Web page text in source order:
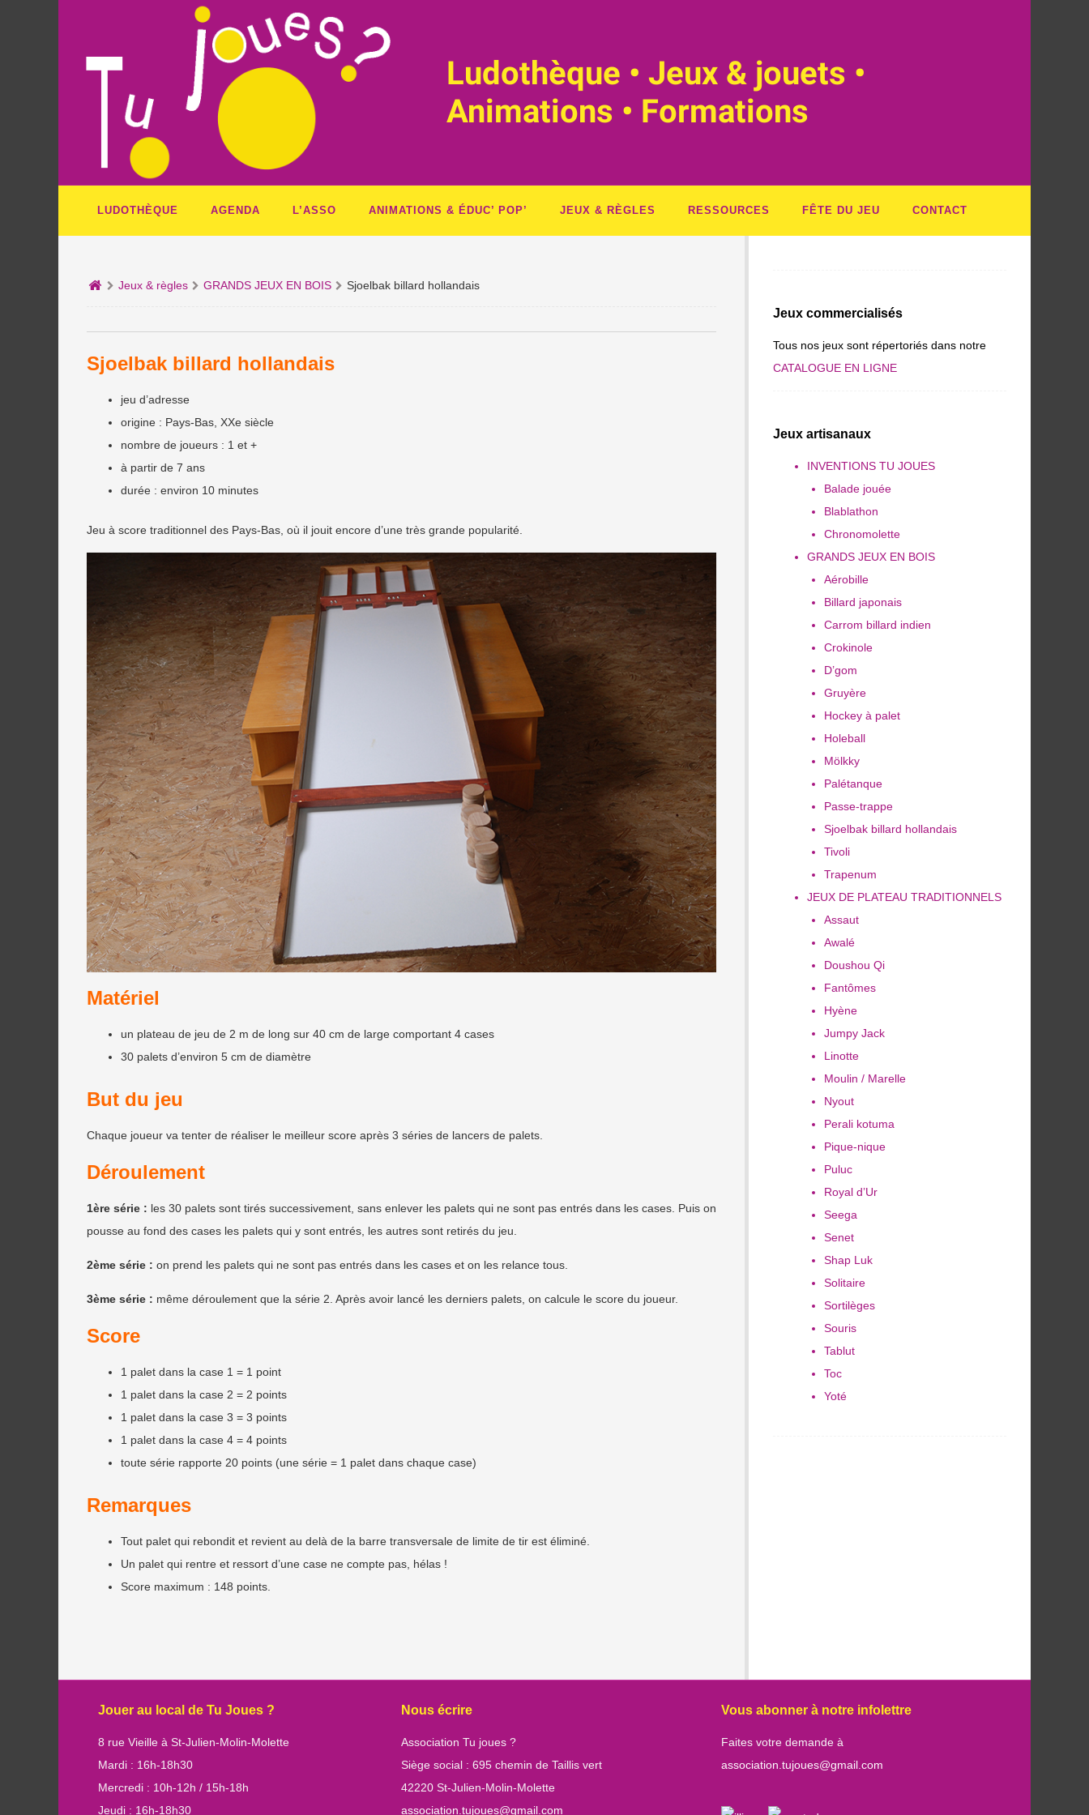
Ludothèque • Jeux & jouets •
Animations • Formations
LUDOTHÈQUE AGENDA L’ASSO ANIMATIONS & ÉDUC’ POP’ JEUX & RÈGLES RESSOURCES FÊTE DU JEU CONTACT
Jeux & règles GRANDS JEUX EN BOIS Sjoelbak billard hollandais
Sjoelbak billard hollandais
jeu d’adresse
origine : Pays-Bas, XXe siècle
nombre de joueurs : 1 et +
à partir de 7 ans
durée : environ 10 minutes
Jeu à score traditionnel des Pays-Bas, où il jouit encore d’une très grande popularité.
Matériel
un plateau de jeu de 2 m de long sur 40 cm de large comportant 4 cases
30 palets d’environ 5 cm de diamètre
But du jeu
Chaque joueur va tenter de réaliser le meilleur score après 3 séries de lancers de palets.
Déroulement
1ère série : les 30 palets sont tirés successivement, sans enlever les palets qui ne sont pas entrés dans les cases. Puis on
pousse au fond des cases les palets qui y sont entrés, les autres sont retirés du jeu.
2ème série : on prend les palets qui ne sont pas entrés dans les cases et on les relance tous.
3ème série : même déroulement que la série 2. Après avoir lancé les derniers palets, on calcule le score du joueur.
Score
1 palet dans la case 1 = 1 point
1 palet dans la case 2 = 2 points
1 palet dans la case 3 = 3 points
1 palet dans la case 4 = 4 points
toute série rapporte 20 points (une série = 1 palet dans chaque case)
Remarques
Tout palet qui rebondit et revient au delà de la barre transversale de limite de tir est éliminé.
Un palet qui rentre et ressort d’une case ne compte pas, hélas !
Score maximum : 148 points.
Jeux commercialisés
Tous nos jeux sont répertoriés dans notre
CATALOGUE EN LIGNE
Jeux artisanaux
INVENTIONS TU JOUES
Balade jouée
Blablathon
Chronomolette
GRANDS JEUX EN BOIS
Aérobille
Billard japonais
Carrom billard indien
Crokinole
D’gom
Gruyère
Hockey à palet
Holeball
Mölkky
Palétanque
Passe-trappe
Sjoelbak billard hollandais
Tivoli
Trapenum
JEUX DE PLATEAU TRADITIONNELS
Assaut
Awalé
Doushou Qi
Fantômes
Hyène
Jumpy Jack
Linotte
Moulin / Marelle
Nyout
Perali kotuma
Pique-nique
Puluc
Royal d’Ur
Seega
Senet
Shap Luk
Solitaire
Sortilèges
Souris
Tablut
Toc
Yoté
Jouer au local de Tu Joues ?
8 rue Vieille à St-Julien-Molin-Molette
Mardi : 16h-18h30
Mercredi : 10h-12h / 15h-18h
Jeudi : 16h-18h30
Nous écrire
Association Tu joues ?
Siège social : 695 chemin de Taillis vert
42220 St-Julien-Molin-Molette
association.tujoues@gmail.com
Vous abonner à notre infolettre
Faites votre demande à
association.tujoues@gmail.com